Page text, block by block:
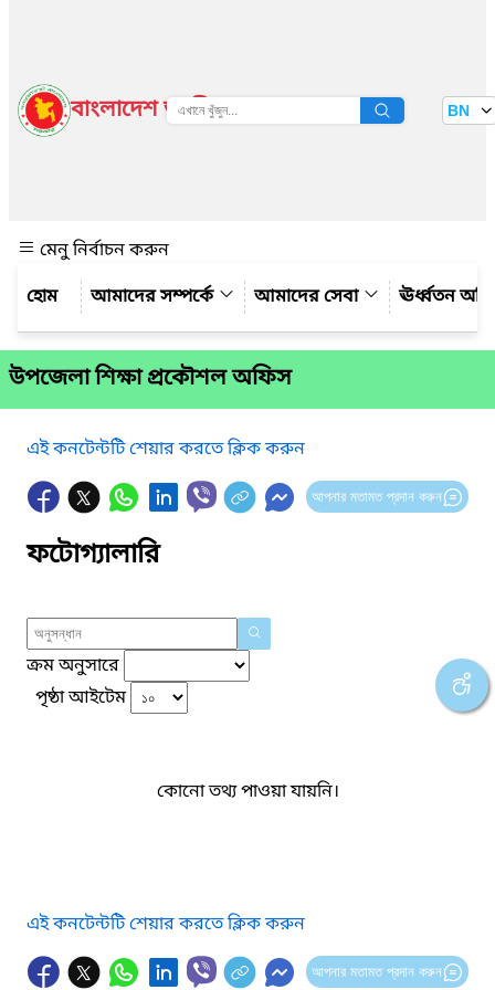
বাংলাদেশ জাতীয় তথ্য বাতায়ন BN
মেনু নির্বাচন করুন
আমাদের সম্পর্কে
আমাদের সেবা ঊর্ধ্বতন
উপজেলা শিক্ষা প্রকৌশল অফিস
এই কনটেন্টটি শেয়ার করতে ক্লিক করুন
আপনার মতামত প্রদান করুন
ফটোগ্যালারি
ক্রম অনুসারে
পৃষ্ঠা আইটেম
কোনো তথ্য পাওয়া যায়নি।
এই কনটেন্টটি শেয়ার করতে ক্লিক করুন
আপনার মতামত প্রদান করুন